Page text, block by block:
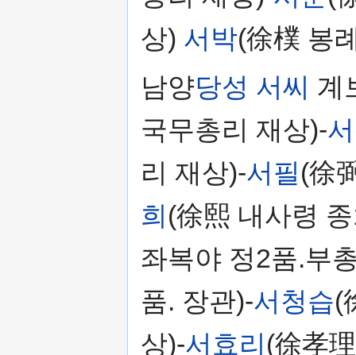
상) 서박(徐樸 봉
남양당성 서씨 계
국무총리 재상)-
리 재상)-서필(徐
희 (徐熙 내사령
좌복야 정2품.부
품. 장관)-서청습(
상)-서효리 (徐孝